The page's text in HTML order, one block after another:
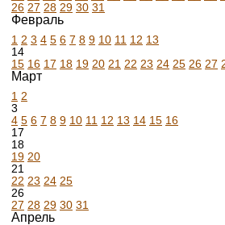
26 27 28 29 30 31
Февраль
1 2 3 4 5 6 7 8 9 10 11 12 13
14
15 16 17 18 19 20 21 22 23 24 25 26 27
Март
1 2
3
4 5 6 7 8 9 10 11 12 13 14 15 16
17
18
19 20
21
22 23 24 25
26
27 28 29 30 31
Апрель